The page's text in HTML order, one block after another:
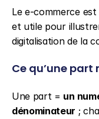
Le e-commerce est
et utile pour
digitalisation de la
Ce qu’une
Une part = un
dénominateur ;